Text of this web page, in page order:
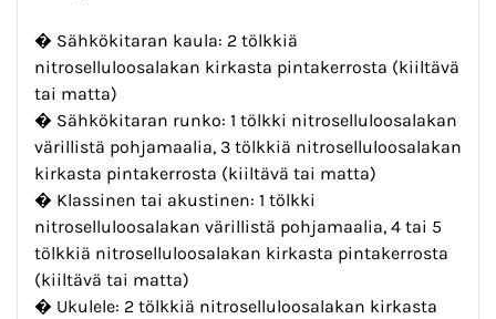
� Sähkökitaran kaula: 2 tölkkiä
nitroselluloosalakan kirkasta pintakerrosta (kiiltävä
tai matta)
� Sähkökitaran runko: 1 tölkki nitroselluloosalakan
värillistä pohjamaalia, 3 tölkkiä nitroselluloosalakan
kirkasta pintakerrosta (kiiltävä tai matta)
� Klassinen tai akustinen: 1 tölkki
nitroselluloosalakan värillistä pohjamaalia, 4 tai 5
tölkkiä nitroselluloosalakan kirkasta pintakerrosta
(kiiltävä tai matta)
� Ukulele: 2 tölkkiä nitroselluloosalakan kirkasta